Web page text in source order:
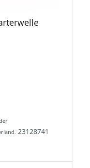
23128741